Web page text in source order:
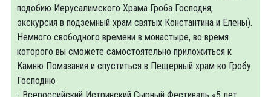
подобию Иерусалимского Храма Гроба Господня;
экскурсия в подземный храм святых Константина и Елены).
Немного свободного времени в монастыре, во время
которого вы сможете самостоятельно приложиться к
Камню Помазания и спуститься в Пещерный храм ко Гробу
Господню